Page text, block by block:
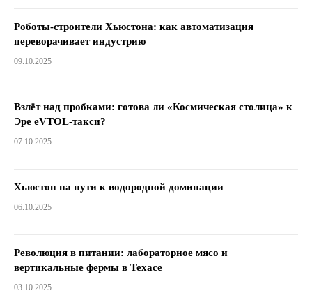
Роботы-строители Хьюстона: как автоматизация
переворачивает индустрию
09.10.2025
Взлёт над пробками: готова ли «Космическая столица» к
Эре eVTOL-такси?
07.10.2025
Хьюстон на пути к водородной доминации
06.10.2025
Революция в питании: лабораторное мясо и
вертикальные фермы в Техасе
03.10.2025